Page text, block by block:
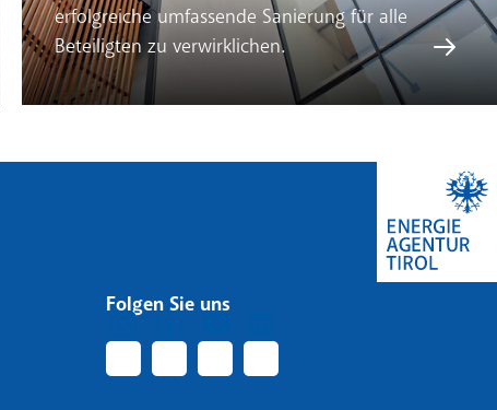
erfolgreiche umfassende Sanierung für alle
Beteiligten zu verwirklichen.
Folgen Sie uns